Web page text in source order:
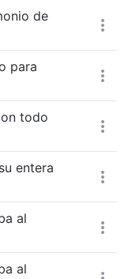
de
para
todo
entera
al
al